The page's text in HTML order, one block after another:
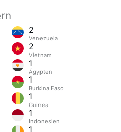
2
Venezuela
2
Vietnam
1
Ägypten
1
Burkina Faso
1
Guinea
1
Indonesien
1